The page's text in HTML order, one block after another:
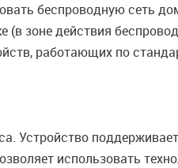
беспроводную сеть
зоне действия
работающих по
Устройство
использовать